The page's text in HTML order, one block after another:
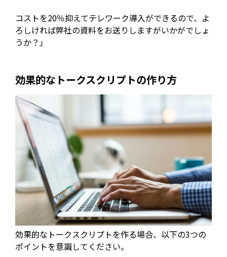
コストを20％抑えてテレワーク導入ができるので、よ
ろしければ弊社の資料をお送りしますがいかがでしょ
うか？」
効果的なトークスクリプトの作り方
効果的なトークスクリプトを作る場合、以下の3つの
ポイントを意識してください。